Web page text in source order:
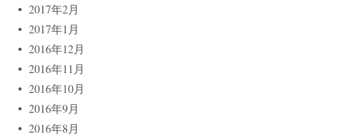
2017年2月
2017年1月
2016年12月
2016年11月
2016年10月
2016年9月
2016年8月